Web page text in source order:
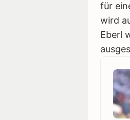
für
wird
Eberl